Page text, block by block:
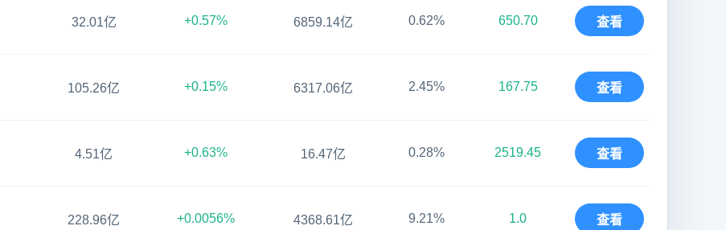
32.01亿 +0.57% 6859.14亿 0.62% 650.70 查看
105.26亿 +0.15% 6317.06亿 2.45% 167.75 查看
4.51亿 +0.63% 16.47亿 0.28% 2519.45 查看
228.96亿 +0.0056% 4368.61亿 9.21% 1.0 查看